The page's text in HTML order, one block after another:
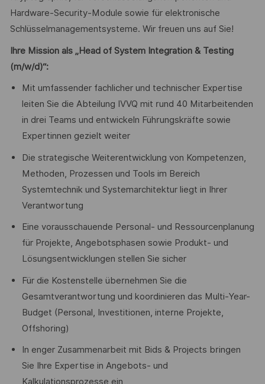
Hardware-Security-Module sowie für elektronische
Schlüsselmanagementsysteme. Wir freuen uns auf Sie!
Ihre Mission als „Head of System Integration & Testing
(m/w/d)“:
Mit umfassender fachlicher und technischer Expertise
leiten Sie die Abteilung IVVQ mit rund 40 Mitarbeitenden
in drei Teams und entwickeln Führungskräfte sowie
Expertinnen gezielt weiter
Die strategische Weiterentwicklung von Kompetenzen,
Methoden, Prozessen und Tools im Bereich
Systemtechnik und Systemarchitektur liegt in Ihrer
Verantwortung
Eine vorausschauende Personal- und Ressourcenplanung
für Projekte, Angebotsphasen sowie Produkt- und
Lösungsentwicklungen stellen Sie sicher
Für die Kostenstelle übernehmen Sie die
Gesamtverantwortung und koordinieren das Multi-Year-
Budget (Personal, Investitionen, interne Projekte,
Offshoring)
In enger Zusammenarbeit mit Bids & Projects bringen
Sie Ihre Expertise in Angebots- und
Kalkulationsprozesse ein